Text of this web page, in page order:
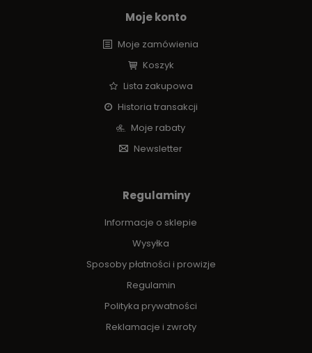
Moje konto
Moje zamówienia
Koszyk
Lista zakupowa
Historia transakcji
Moje rabaty
Newsletter
Regulaminy
Informacje o sklepie
Wysyłka
Sposoby płatności i prowizje
Regulamin
Polityka prywatności
Reklamacje i zwroty